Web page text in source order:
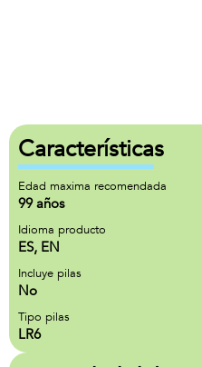
Características
Edad maxima recomendada
99 años
Idioma producto
ES, EN
Incluye pilas
No
Tipo pilas
LR6